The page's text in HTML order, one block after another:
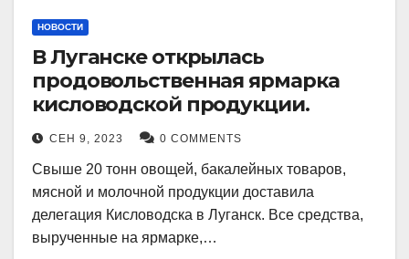
НОВОСТИ
В Луганске открылась
продовольственная ярмарка
кисловодской продукции.
СЕН 9, 2023 0 COMMENTS
Свыше 20 тонн овощей, бакалейных товаров,
мясной и молочной продукции доставила
делегация Кисловодска в Луганск. Все средства,
вырученные на ярмарке,…